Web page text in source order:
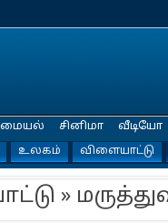
உலகம் விளையாட்டு
சினிமா வீடியோ
»